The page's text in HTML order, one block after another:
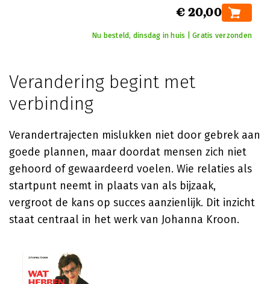
€ 20,00
Nu besteld, dinsdag in huis | Gratis verzonden
Verandering begint met
verbinding
Verandertrajecten mislukken niet door gebrek aan
goede plannen, maar doordat mensen zich niet
gehoord of gewaardeerd voelen. Wie relaties als
startpunt neemt in plaats van als bijzaak,
vergroot de kans op succes aanzienlijk. Dit inzicht
staat centraal in het werk van Johanna Kroon.